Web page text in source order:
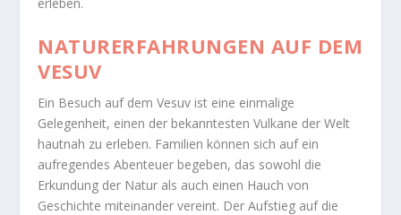
NATURERFAHRUNGEN AUF DEM
VESUV
Ein Besuch auf dem Vesuv ist eine einmalige
Gelegenheit, einen der bekanntesten Vulkane der Welt
hautnah zu erleben. Familien können sich auf ein
aufregendes Abenteuer begeben, das sowohl die
Erkundung der Natur als auch einen Hauch von
Geschichte miteinander vereint. Der Aufstieg auf die